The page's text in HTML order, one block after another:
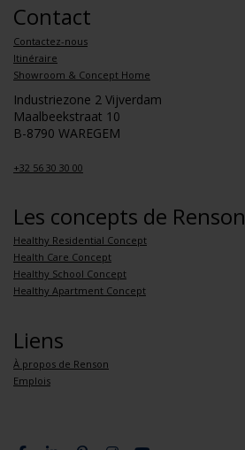
Contact
Contactez-nous
Itinéraire
Showroom & Concept Home
Industriezone 2 Vijverdam
Maalbeekstraat 10
B-8790 WAREGEM
+32 56 30 30 00
Les concepts de Renson
Healthy Residential Concept
Health Care Concept
Healthy School Concept
Healthy Apartment Concept
Liens
À propos de Renson
Emplois